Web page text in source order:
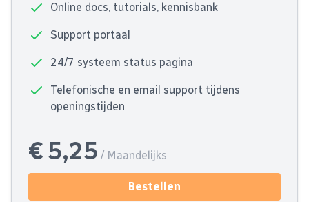
Online docs, tutorials, kennisbank
Support portaal
24/7 systeem status pagina
Telefonische en email support tijdens
openingstijden
€ 5,25 / Maandelijks
Bestellen